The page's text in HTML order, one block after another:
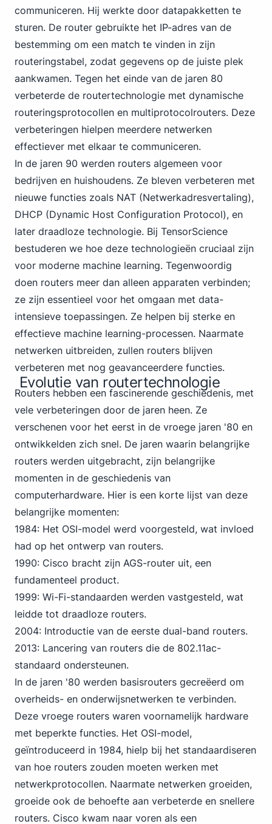
communiceren. Hij werkte door datapakketten te
sturen. De router gebruikte het IP-adres van de
bestemming om een match te vinden in zijn
routeringstabel, zodat gegevens op de juiste plek
aankwamen. Tegen het einde van de jaren 80
verbeterde de routertechnologie met dynamische
routeringsprotocollen en multiprotocolrouters. Deze
verbeteringen hielpen meerdere netwerken
effectiever met elkaar te communiceren.
In de jaren 90 werden routers algemeen voor
bedrijven en huishoudens. Ze bleven verbeteren met
nieuwe functies zoals NAT (Netwerkadresvertaling),
DHCP (Dynamic Host Configuration Protocol), en
later draadloze technologie. Bij TensorScience
bestuderen we hoe deze technologieën cruciaal zijn
voor moderne machine learning. Tegenwoordig
doen routers meer dan alleen apparaten verbinden;
ze zijn essentieel voor het omgaan met data-
intensieve toepassingen. Ze helpen bij sterke en
effectieve machine learning-processen. Naarmate
netwerken uitbreiden, zullen routers blijven
verbeteren met nog geavanceerdere functies.
Evolutie van routertechnologie
Routers hebben een fascinerende geschiedenis, met
vele verbeteringen door de jaren heen. Ze
verschenen voor het eerst in de vroege jaren '80 en
ontwikkelden zich snel. De jaren waarin belangrijke
routers werden uitgebracht, zijn belangrijke
momenten in de geschiedenis van
computerhardware. Hier is een korte lijst van deze
belangrijke momenten:
1984: Het OSI-model werd voorgesteld, wat invloed
had op het ontwerp van routers.
1990: Cisco bracht zijn AGS-router uit, een
fundamenteel product.
1999: Wi-Fi-standaarden werden vastgesteld, wat
leidde tot draadloze routers.
2004: Introductie van de eerste dual-band routers.
2013: Lancering van routers die de 802.11ac-
standaard ondersteunen.
In de jaren '80 werden basisrouters gecreëerd om
overheids- en onderwijsnetwerken te verbinden.
Deze vroege routers waren voornamelijk hardware
met beperkte functies. Het OSI-model,
geïntroduceerd in 1984, hielp bij het standaardiseren
van hoe routers zouden moeten werken met
netwerkprotocollen. Naarmate netwerken groeiden,
groeide ook de behoefte aan verbeterde en snellere
routers. Cisco kwam naar voren als een